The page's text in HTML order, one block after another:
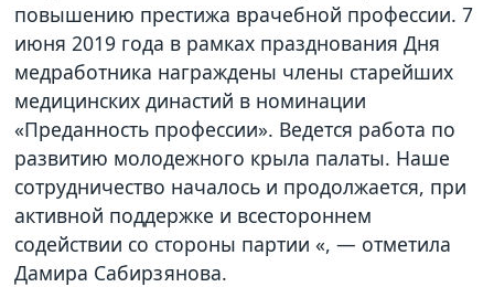
повышению престижа врачебной профессии. 7
июня 2019 года в рамках празднования Дня
медработника награждены члены старейших
медицинских династий в номинации
«Преданность профессии». Ведется работа по
развитию молодежного крыла палаты. Наше
сотрудничество началось и продолжается, при
активной поддержке и всестороннем
содействии со стороны партии «, — отметила
Дамира Сабирзянова.